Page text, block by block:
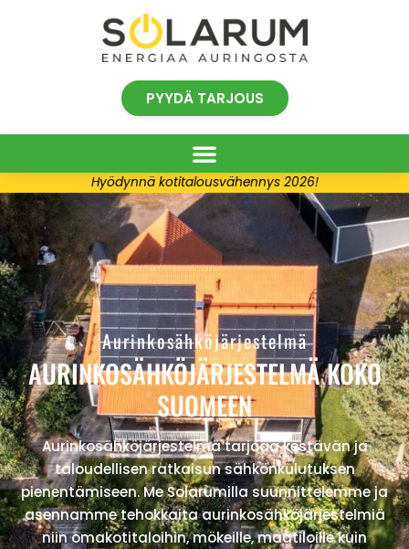
PYYDÄ TARJOUS
Hyödynnä kotitalousvähennys 2026!
Aurinkosähköjärjestelmä
AURINKOSÄHKÖJÄRJESTELMÄ KOKO
SUOMEEN
Aurinkosähköjärjestelmä tarjoaa kestävän ja
taloudellisen ratkaisun sähkönkulutuksen
pienentämiseen. Me Solarumilla suunnittelemme ja
asennamme tehokkaita aurinkosähköjärjestelmiä
niin omakotitaloihin, mökeille, maatiloille kuin